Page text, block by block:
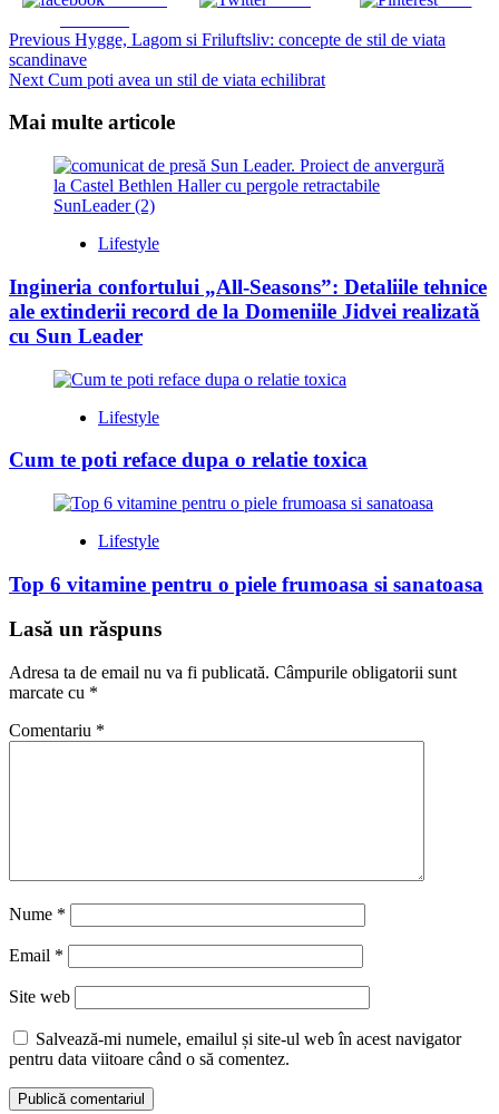
Continue
Reading
Previous Hygge, Lagom si Friluftsliv: concepte de stil de viata
scandinave
Next Cum poti avea un stil de viata echilibrat
Mai multe articole
Lifestyle
Ingineria confortului „All-Seasons”: Detaliile tehnice
ale extinderii record de la Domeniile Jidvei realizată
cu Sun Leader
Lifestyle
Cum te poti reface dupa o relatie toxica
Lifestyle
Top 6 vitamine pentru o piele frumoasa si sanatoasa
Lasă un răspuns
Adresa ta de email nu va fi publicată. Câmpurile obligatorii sunt
marcate cu *
Comentariu *
Nume *
Email *
Site web
Salvează-mi numele, emailul și site-ul web în acest navigator
pentru data viitoare când o să comentez.